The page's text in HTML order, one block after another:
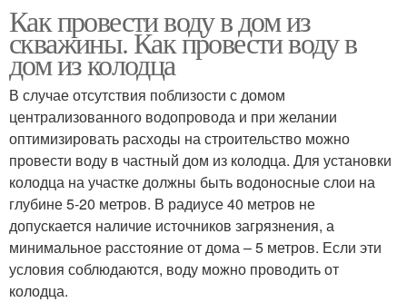
Воды из колодца Заведения в дом
Затраты на воду
Как провести воду в дом из
скважины. Как провести воду в
дом из колодца
В случае отсутствия поблизости с домом
централизованного водопровода и при желании
оптимизировать расходы на строительство можно
провести воду в частный дом из колодца. Для установки
колодца на участке должны быть водоносные слои на
глубине 5-20 метров. В радиусе 40 метров не
допускается наличие источников загрязнения, а
минимальное расстояние от дома – 5 метров. Если эти
условия соблюдаются, воду можно проводить от
колодца.